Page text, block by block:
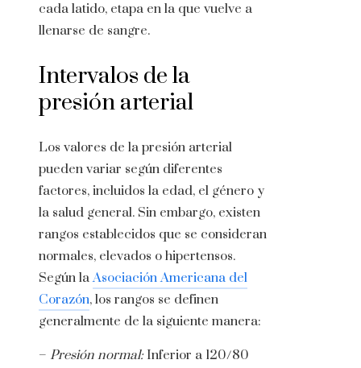
cada latido, etapa en la que vuelve a
llenarse de sangre.
Intervalos de la
presión arterial
Los valores de la presión arterial
pueden variar según diferentes
factores, incluidos la edad, el género y
la salud general. Sin embargo, existen
rangos establecidos que se consideran
normales, elevados o hipertensos.
Según laAsociación Americana del
Corazón, los rangos se definen
generalmente de la siguiente manera:
– Presión normal:Inferior a 120/80